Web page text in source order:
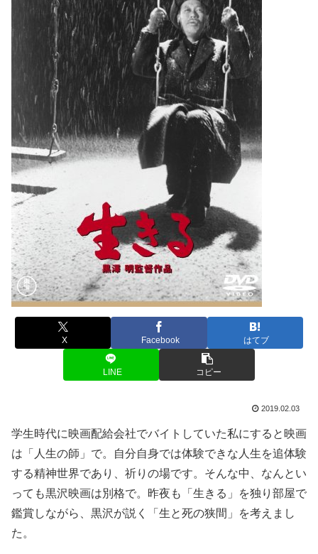
X Facebook はてブ
LINE コピー
2019.02.03
学生時代に映画配給会社でバイトしていた私にすると映画
は「人生の師」で。自分自身では体験できな人生を追体験
する精神世界であり、祈りの場です。そんな中、なんとい
っても黒沢映画は別格で。昨夜も「生きる」を独り部屋で
鑑賞しながら、黒沢が説く「生と死の狭間」を考えまし
た。